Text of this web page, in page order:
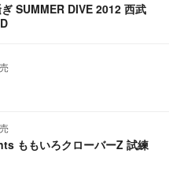
ぎ SUMMER DIVE 2012 西武
ももいろクローバーZ 試練